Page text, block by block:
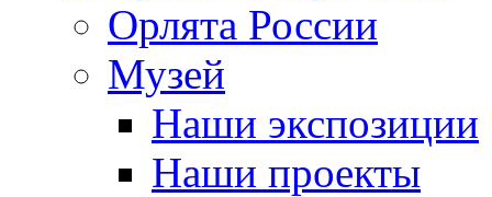
Орлята России
Музей
Наши экспозиции
Наши проекты